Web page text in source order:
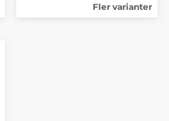
Fler varianter